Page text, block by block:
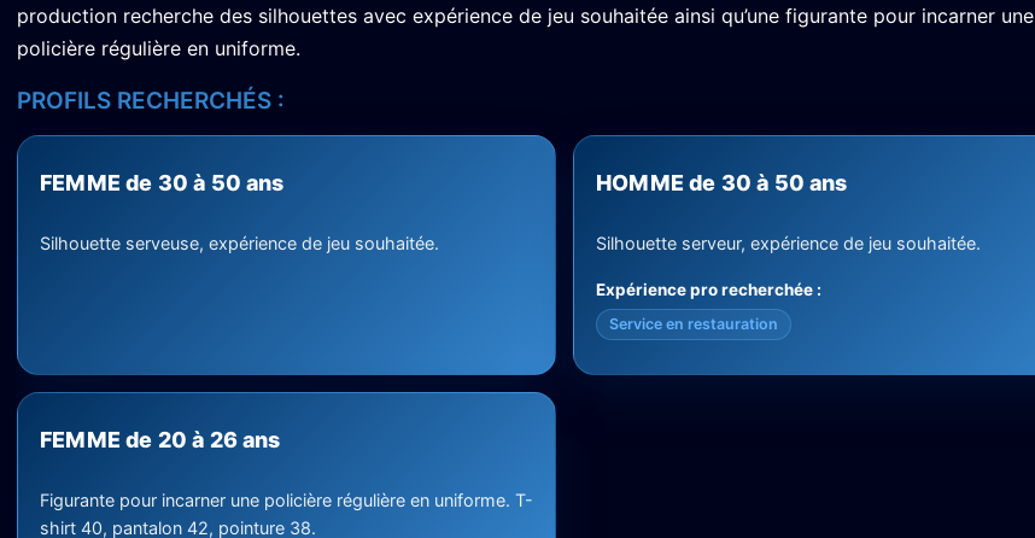
production recherche des silhouettes avec expérience de jeu souhaitée ainsi qu’une figurante pour incarner une
policière régulière en uniforme.
PROFILS RECHERCHÉS :
FEMME de 30 à 50 ans
Silhouette serveuse, expérience de jeu souhaitée.
HOMME de 30 à 50 ans
Silhouette serveur, expérience de jeu souhaitée.
Expérience pro recherchée :
Service en restauration
FEMME de 20 à 26 ans
Figurante pour incarner une policière régulière en uniforme. T-
shirt 40, pantalon 42, pointure 38.